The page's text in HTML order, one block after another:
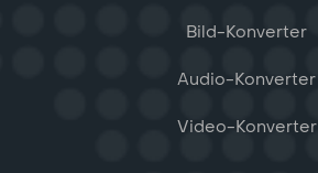
Bild-Konverter
Audio-Konverter
Video-Konverter